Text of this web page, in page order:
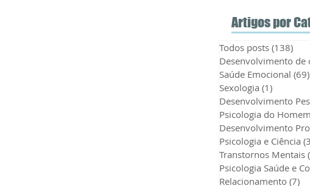
Artigos por
Todos posts (138)
Desenvolvimento de
Saúde Emocional (69)
Sexologia (1)
Desenvolvimento
Psicologia do Homem
Desenvolvimento
Psicologia e Ciência
Transtornos Mentais
Relacionamento (7)